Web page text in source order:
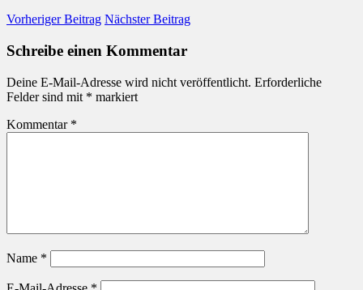
Vorheriger Beitrag Nächster Beitrag
Schreibe einen Kommentar
Deine E-Mail-Adresse wird nicht veröffentlicht. Erforderliche
Felder sind mit * markiert
Kommentar *
Name *